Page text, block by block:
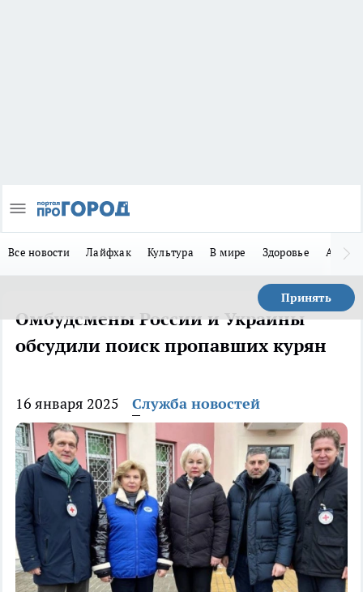
Все новости Лайфхак Культура В мире Здоровье Авто
Принять
Омбудсмены России и Украины
обсудили поиск пропавших курян
16 января 2025 Служба новостей